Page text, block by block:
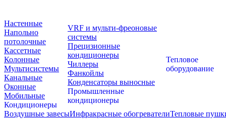
Настенные
Напольно
потолочные
Кассетные
Колонные
Мультисистемы
Канальные
Оконные
Мобильные
Кондиционеры
VRF и мульти-фреоновые
системы
Прецизионные
кондиционеры
Чиллеры
Фанкойлы
Конденсаторы выносные
Промышленные
кондиционеры
Тепловое
оборудование
Воздушные завесыИнфракрасные обогревателиТепловые